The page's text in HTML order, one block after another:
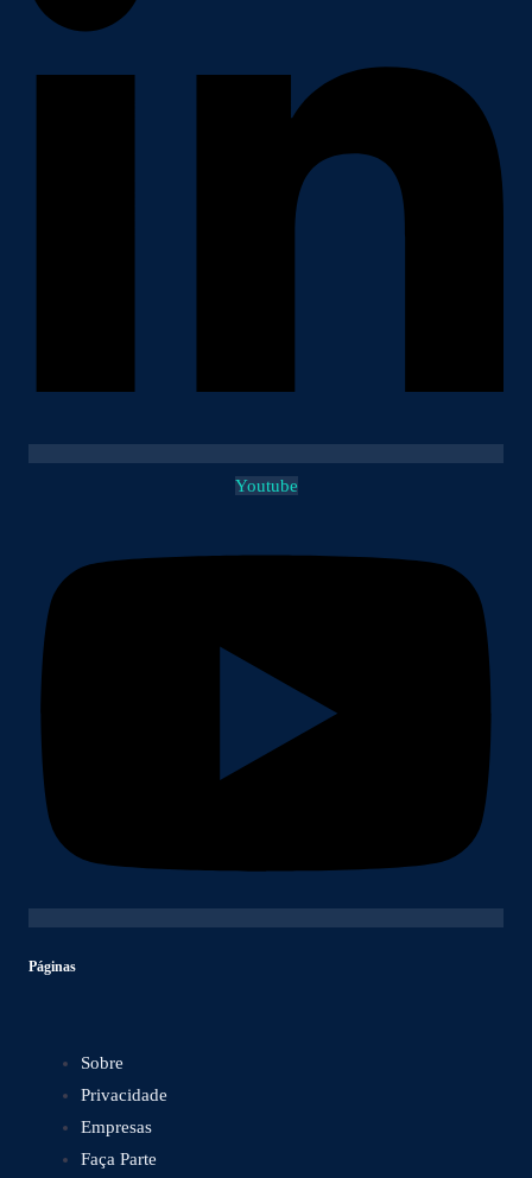
Youtube
Páginas
Sobre
Privacidade
Empresas
Faça Parte